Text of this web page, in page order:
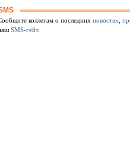
коллегам о последних новостях
SMS-гейт.